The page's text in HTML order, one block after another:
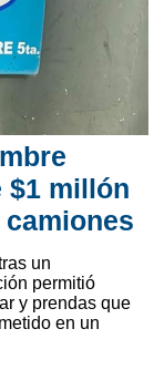
$1 millón
un
permitió
y prendas que
en un